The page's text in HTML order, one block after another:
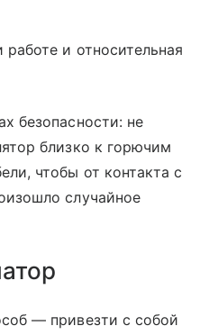
и относительная
безопасности: не
близко к горючим
чтобы от контакта с
случайное
— привезти с собой